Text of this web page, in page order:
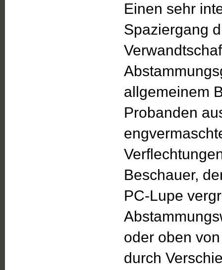
Einen sehr
Spaziergang
allgemeinem
Probanden
Beschauer,
PC-Lupe
oder oben
durch